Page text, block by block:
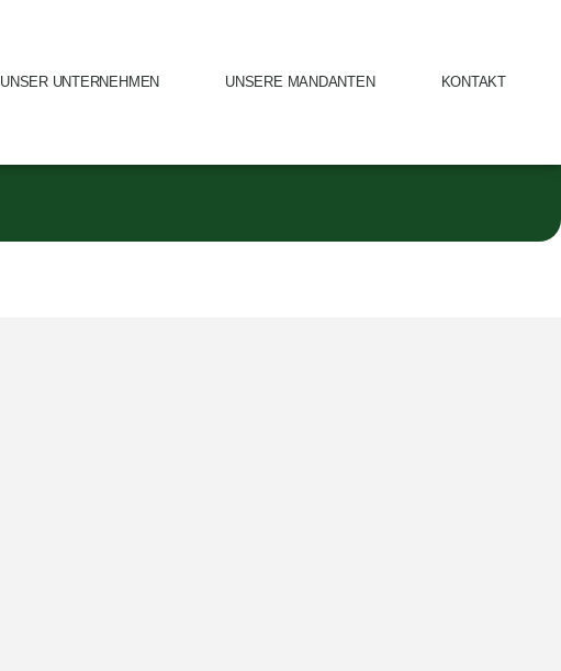
UNSER UNTERNEHMEN UNSERE MANDANTEN KONTAKT